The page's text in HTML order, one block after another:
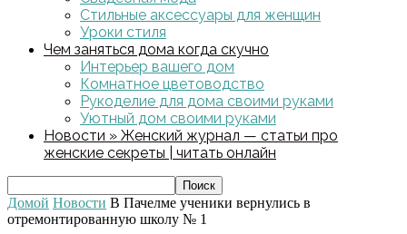
Стильные аксессуары для женщин
Уроки стиля
Чем заняться дома когда скучно
Интерьер вашего дом
Комнатное цветоводство
Рукоделие для дома своими руками
Уютный дом своими руками
Новости » Женский журнал — статьи про
женские секреты | читать онлайн
Домой Новости В Пачелме ученики вернулись в
отремонтированную школу № 1